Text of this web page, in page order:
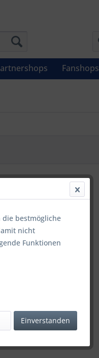
Fanshops
die bestmögliche
nicht
Funktionen
Einverstanden